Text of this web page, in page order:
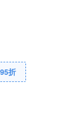
折